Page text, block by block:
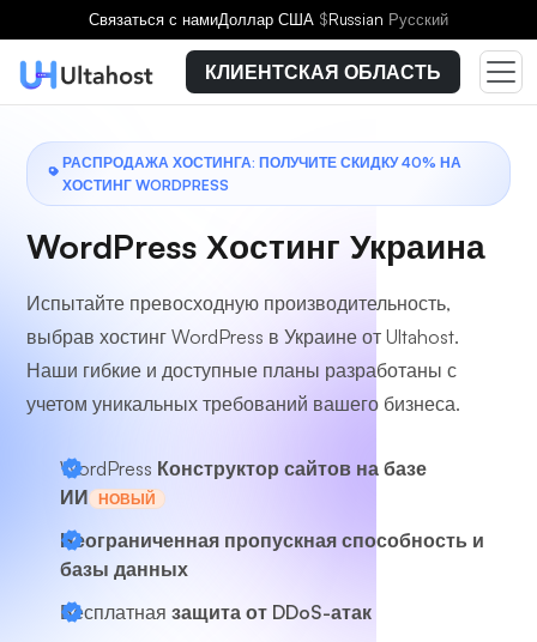
Связаться с намиДоллар США $Russian Русский
КЛИЕНТСКАЯ ОБЛАСТЬ
РАСПРОДАЖА ХОСТИНГА: ПОЛУЧИТЕ СКИДКУ 40% НА
ХОСТИНГ WORDPRESS
WordPress Хостинг Украина
Испытайте превосходную производительность,
выбрав хостинг WordPress в Украине от Ultahost.
Наши гибкие и доступные планы разработаны с
учетом уникальных требований вашего бизнеса.
WordPress Конструктор сайтов на базе
ИИ НОВЫЙ
Неограниченная пропускная способность и
базы данных
Бесплатная защита от DDoS-атак